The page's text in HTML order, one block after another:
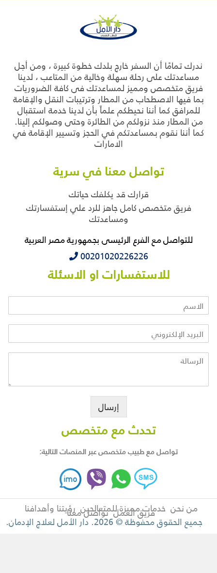
ندرك تمامًا أن السفر خارج بلدك خطوة كبيرة ، ومن أجل
مساعدتك على رحلة سهلة وخالية من المتاعب ، لدينا
فريق متخصص ومميز لمساعدتك فى كافة الضروريات
بما فيها الاصطحاب من المطار وترتيبات النقل والإقامة
للمرافق كما أننا نحيطكم علماً بأن لدينا خدمة استقبال
من المطار منذ نزولكم من الطائرة وحتى وصولكم إلينا.
كما أننا نقوم بمساعدتكم في الحجز وتسيير الإقامة في
الامارات
تواصل معنا في سرية
قرارك قد يكلفك حياتك
فريق متخصص كامل جاهز للرد علي إستفسارتك
ومساعدتك
للتواصل مع الفرع الرئيسى بجمهورية مصر العربية
‭‭‭00201020226226
للاستفسارات او الاسئلة
إرسال
تحدث مع متخصص
تواصل مع طبيب متخصص عبر المنصات التالية:
من نحن خدمات مميزة للمتعالجين رؤيتنا وأهدافنا فريق العمل تواصل معنا
جميع الحقوق محفوظة © 2026. دار الأمل لعلاج الإدمان.